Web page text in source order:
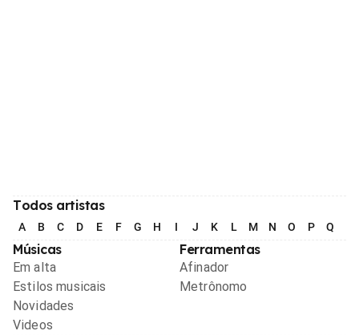
Todos artistas
A B C D E F G H I J K L M N O P Q
Músicas
Em alta
Estilos musicais
Novidades
Videos
Ferramentas
Afinador
Metrônomo